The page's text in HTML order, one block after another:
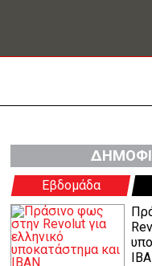
Εβδομάδα